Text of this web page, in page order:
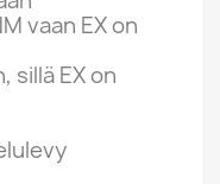
vaan EX on
sillä EX on